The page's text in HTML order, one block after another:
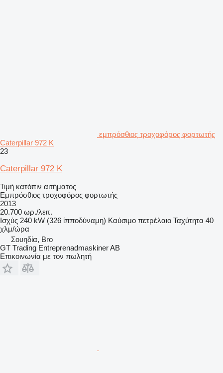
εμπρόσθιος τροχοφόρος φορτωτής
Caterpillar 972 K
23
Caterpillar 972 K
Τιμή κατόπιν αιτήματος
Εμπρόσθιος τροχοφόρος φορτωτής
2013
20.700 ωρ./λειτ.
Ισχύς 240 kW (326 ίπποδύναμη) Καύσιμο πετρέλαιο Ταχύτητα 40
χλμ/ώρα
Σουηδία, Bro
GT Trading Entreprenadmaskiner AB
Επικοινωνία με τον πωλητή